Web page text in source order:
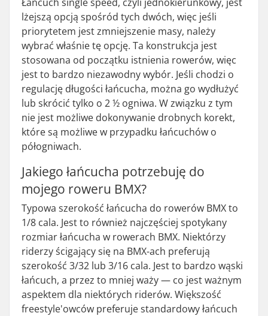
lżejszą opcją spośród tych dwóch, więc jeśli
priorytetem jest zmniejszenie masy, należy
wybrać właśnie tę opcję. Ta konstrukcja jest
stosowana od początku istnienia rowerów, więc
jest to bardzo niezawodny wybór. Jeśli chodzi o
regulację długości łańcucha, można go wydłużyć
lub skrócić tylko o 2 ½ ogniwa. W związku z tym
nie jest możliwe dokonywanie drobnych korekt,
które są możliwe w przypadku łańcuchów o
półogniwach.
Jakiego łańcucha potrzebuję do
mojego roweru BMX?
Typowa szerokość łańcucha do rowerów BMX to
1/8 cala. Jest to również najczęściej spotykany
rozmiar łańcucha w rowerach BMX. Niektórzy
riderzy ścigający się na BMX-ach preferują
szerokość 3/32 lub 3/16 cala. Jest to bardzo wąski
łańcuch, a przez to mniej waży — co jest ważnym
aspektem dla niektórych riderów. Większość
freestyle'owców preferuje standardowy łańcuch